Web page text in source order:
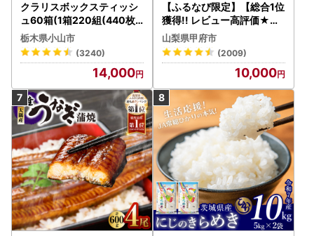
クラリスボックスティッシ
ュ60箱(1箱220組(440枚))
(5個入り×12セット)【配送
不可地域：離島・沖縄県】
【1256759】
栃木県小山市
(3240)
14,000
【ふるなび限定】【総合1位
獲得!! レビュー高評価★】
〈2026年度配送分〉山梨
県産 シャインマスカット 2
～3房（1.0kg以上）シャイ
ン フルーツ FN-Limited-S
P
山梨県甲府市
(2009)
10,000